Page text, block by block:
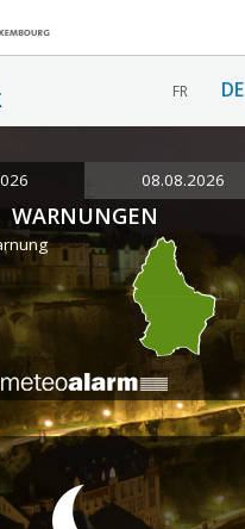
FR DE
08.08.2026
WARNUNGEN